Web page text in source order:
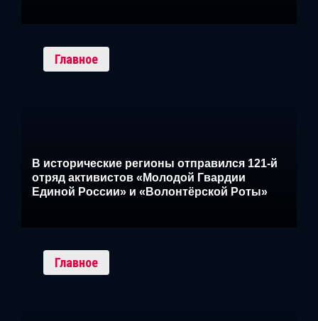
Главное
В исторические регионы отправился 121-й
отряд активистов «Молодой Гвардии
Единой России» и «Волонтёрской Роты»
Главное